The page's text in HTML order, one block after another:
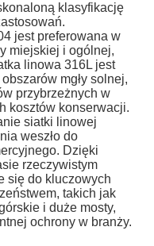
klasyfikację
jest preferowana w
miejskiej i ogólnej,
linowa 316L jest
mgły solnej,
przybrzeżnych w
kosztów konserwacji.
siatki linowej
weszło do
Dzięki
rzeczywistym
się do kluczowych
takich jak
i duże mosty,
ochrony w branży.